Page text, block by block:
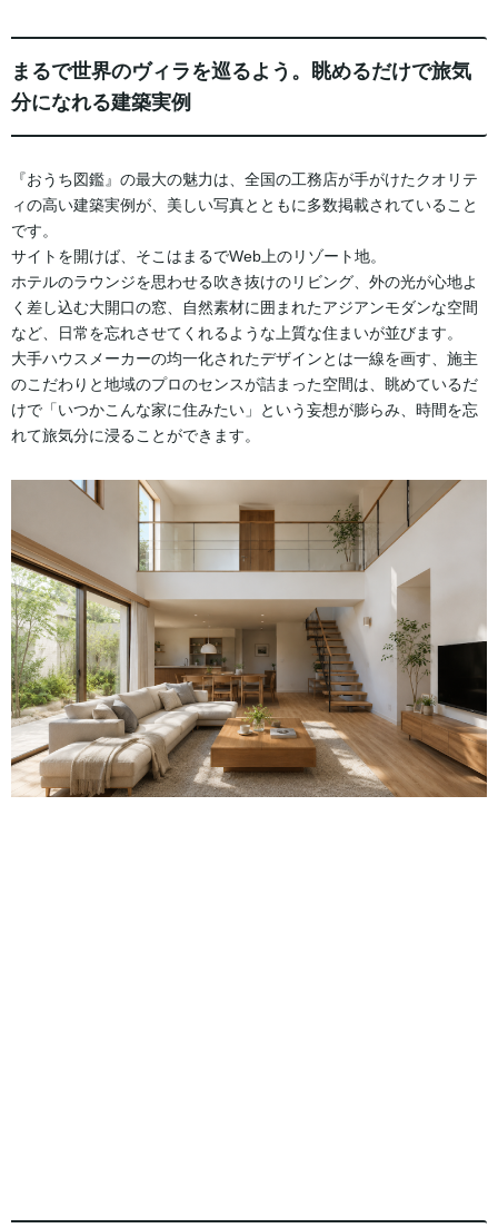
まるで世界のヴィラを巡るよう。眺めるだけで旅気
分になれる建築実例
『おうち図鑑』の最大の魅力は、全国の工務店が手がけたクオリテ
ィの高い建築実例が、美しい写真とともに多数掲載されていること
です。
サイトを開けば、そこはまるでWeb上のリゾート地。
ホテルのラウンジを思わせる吹き抜けのリビング、外の光が心地よ
く差し込む大開口の窓、自然素材に囲まれたアジアンモダンな空間
など、日常を忘れさせてくれるような上質な住まいが並びます。
大手ハウスメーカーの均一化されたデザインとは一線を画す、施主
のこだわりと地域のプロのセンスが詰まった空間は、眺めているだ
けで「いつかこんな家に住みたい」という妄想が膨らみ、時間を忘
れて旅気分に浸ることができます。